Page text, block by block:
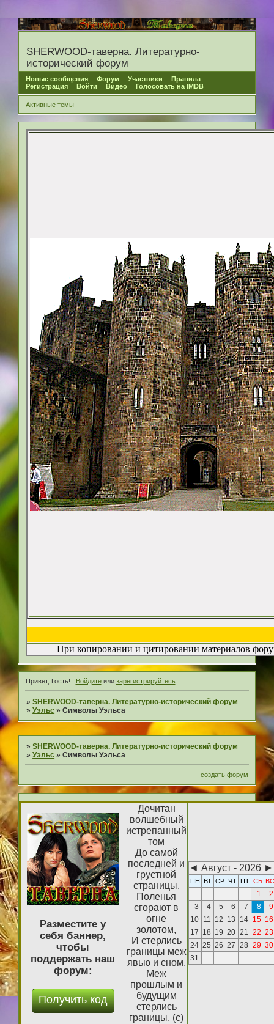
SHERWOOD-таверна. Литературно-
исторический форум
Новые сообщения Форум Участники
Правила
Регистрация
Войти Видео Голосовать на IMDB
Активные темы
При копировании и цитировании материалов
Привет, Гость! Войдитеили зарегистрируйтесь.
»SHERWOOD-таверна. Литературно-исторический форум
»Уэльс »Символы Уэльса
»SHERWOOD-таверна. Литературно-исторический форум
»Уэльс »Символы Уэльса
создать форум
Разместите у
себя баннер,
чтобы
поддержать наш
форум:
Дочитан
волшебный
истрепанный
том
До самой
последней и
грустной
страницы.
Поленья
сгорают в
огне
золотом,
И стерлись
границы меж
явью и сном,
Меж
прошлым и
будущим
стерлись
границы. (с)
◄ Август - 2026 ►
ПН ВТ СР ЧТ ПТ СБ ВС
1
2
3
4 5 6 7 8
9
10 11 12 13 14 15 16
17 18 19 20 21 22 23
24 25 26 27 28 29 30
31